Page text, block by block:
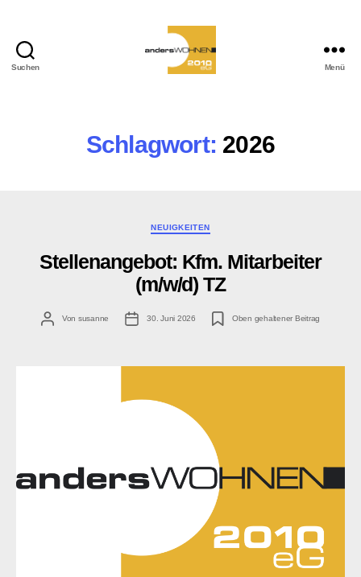
Suchen Menü
Schlagwort: 2026
Kategorien
NEUIGKEITEN
Stellenangebot: Kfm. Mitarbeiter
(m/w/d) TZ
Beitragsautor
Von susanne Veröffentlichungsdatum
30. Juni 2026 Oben gehaltener Beitrag